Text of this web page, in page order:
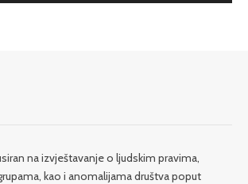
na izvještavanje o ljudskim pravima,
kao i anomalijama društva poput